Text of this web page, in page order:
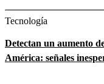
Tecnología
Detectan un aumento
América: señales